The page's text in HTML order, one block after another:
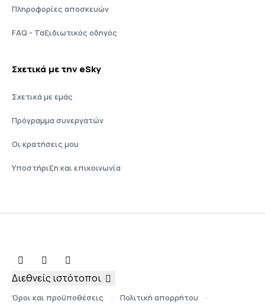
Πληροφορίες αποσκευών
FAQ - Ταξιδιωτικός οδηγός
Σχετικά με την eSky
Σχετικά με εμάς
Πρόγραμμα συνεργατών
Οι κρατήσεις μου
Υποστήριξη και επικοινωνία
Όροι και προϋποθέσεις Πολιτική απορρήτου
Διεθνείς ιστότοποι